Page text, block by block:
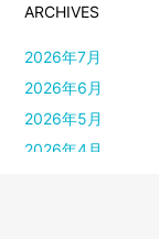
ARCHIVES
2026年7月
2026年6月
2026年5月
2026年4月